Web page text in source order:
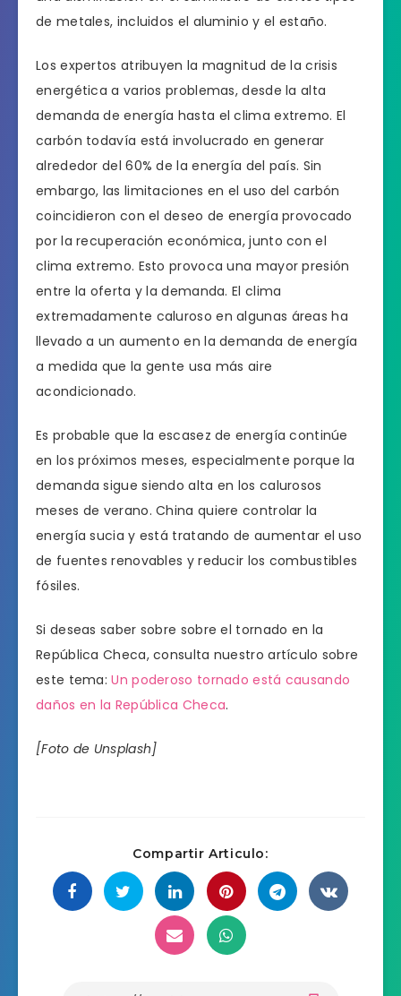
de metales, incluidos el aluminio y el estaño.
Los expertos atribuyen la magnitud de la crisis
energética a varios problemas, desde la alta
demanda de energía hasta el clima extremo. El
carbón todavía está involucrado en generar
alrededor del 60% de la energía del país. Sin
embargo, las limitaciones en el uso del carbón
coincidieron con el deseo de energía provocado
por la recuperación económica, junto con el
clima extremo. Esto provoca una mayor presión
entre la oferta y la demanda. El clima
extremadamente caluroso en algunas áreas ha
llevado a un aumento en la demanda de energía
a medida que la gente usa más aire
acondicionado.
Es probable que la escasez de energía continúe
en los próximos meses, especialmente porque la
demanda sigue siendo alta en los calurosos
meses de verano. China quiere controlar la
energía sucia y está tratando de aumentar el uso
de fuentes renovables y reducir los combustibles
fósiles.
Si deseas saber sobre sobre el tornado en la
República Checa, consulta nuestro artículo sobre
este tema:Un poderoso tornado está causando
daños en la República Checa.
[Foto de Unsplash]
Compartir Articulo: